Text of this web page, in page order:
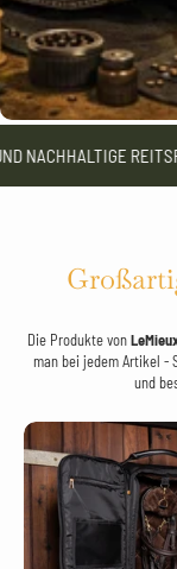
NACHHALTIGE
Die Produkte von
man bei jedem Artikel -
und